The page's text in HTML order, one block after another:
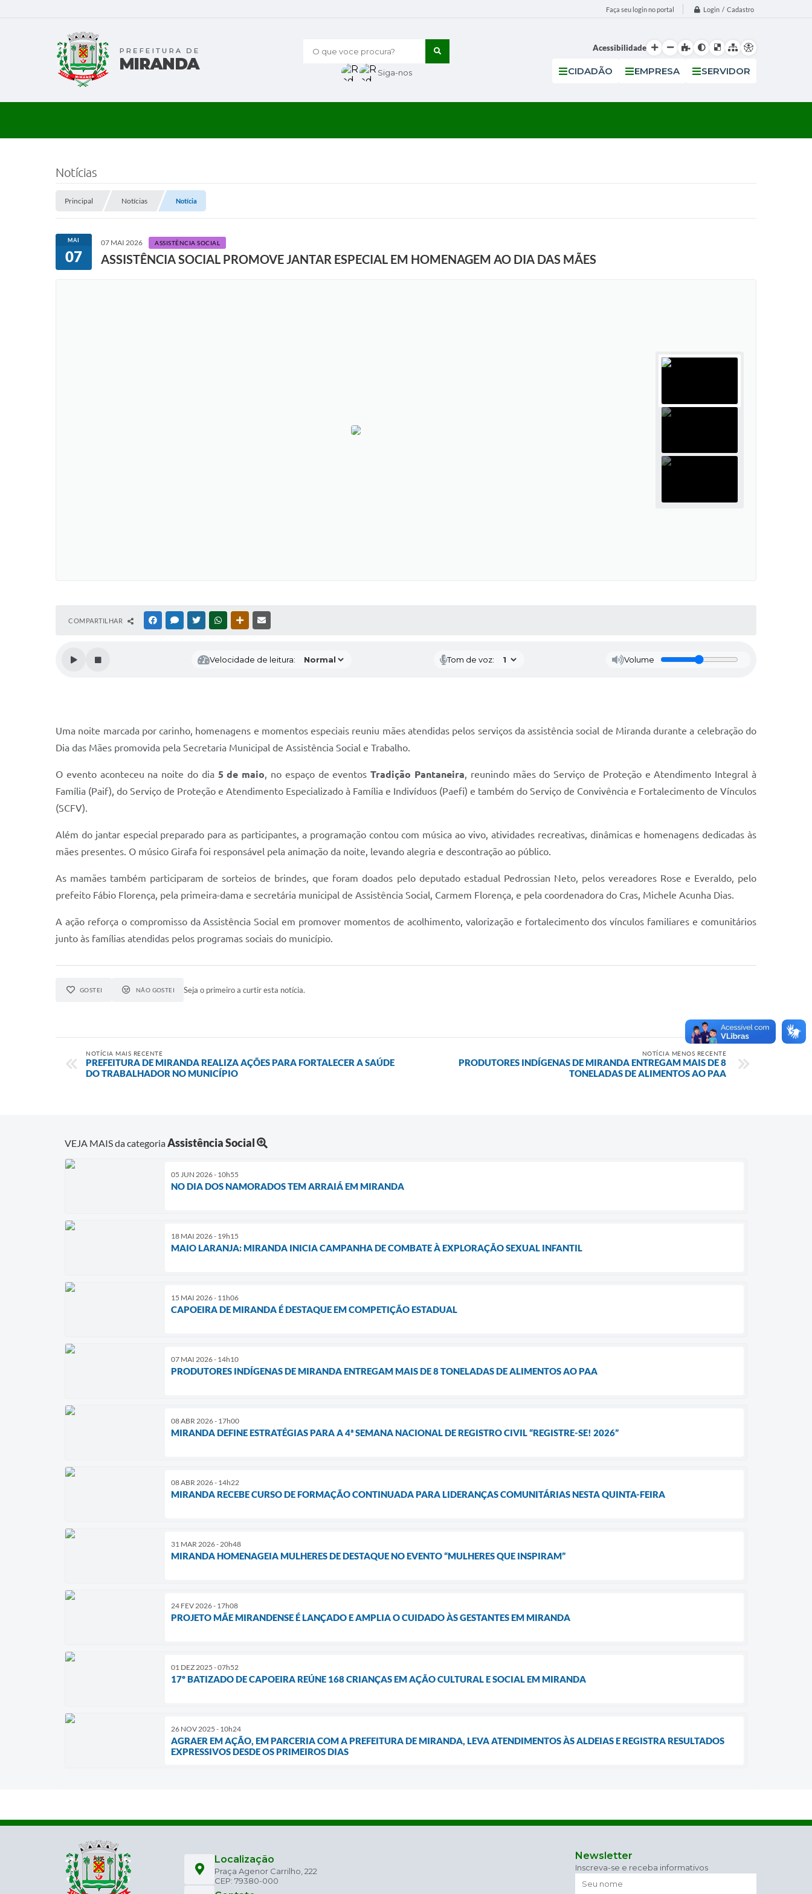
Faça seu login no portal Login / Cadastro
O que voce procura?
Siga-nos
Acessibilidade
CIDADÃO EMPRESA SERVIDOR
Notícias
Principal Notícias Notícia
MAI
07
07 MAI 2026 ASSISTÊNCIA SOCIAL
ASSISTÊNCIA SOCIAL PROMOVE JANTAR ESPECIAL EM HOMENAGEM AO DIA DAS MÃES
COMPARTILHAR FACEBOOKMESSENGER
TWITTERWHATSAPPOUTRAS MÍDIAS
Velocidade de leitura: Tom de voz: Volume
Uma noite marcada por carinho, homenagens e momentos especiais reuniu mães atendidas pelos serviços da assistência social de Miranda durante a celebração do
Dia das Mães promovida pela Secretaria Municipal de Assistência Social e Trabalho.
O evento aconteceu na noite do dia 5 de maio, no espaço de eventosTradição Pantaneira, reunindo mães do Serviço de Proteção e Atendimento Integral à
Família (Paif), do Serviço de Proteção e Atendimento Especializado à Família e Indivíduos (Paefi) e também do Serviço de Convivência e Fortalecimento de Vínculos
(SCFV).
Além do jantar especial preparado para as participantes, a programação contou com música ao vivo, atividades recreativas, dinâmicas e homenagens dedicadas às
mães presentes. O músico Girafa foi responsável pela animação da noite, levando alegria e descontração ao público.
As mamães também participaram de sorteios de brindes, que foram doados pelo deputado estadual Pedrossian Neto, pelos vereadores Rose e Everaldo, pelo
prefeito Fábio Florença, pela primeira-dama e secretária municipal de Assistência Social, Carmem Florença, e pela coordenadora do Cras, Michele Acunha Dias.
A ação reforça o compromisso da Assistência Social em promover momentos de acolhimento, valorização e fortalecimento dos vínculos familiares e comunitários
junto às famílias atendidas pelos programas sociais do município.
GOSTEI NÃO GOSTEI Seja o primeiro a curtir esta notícia.
NOTÍCIA MAIS RECENTE
PREFEITURA DE MIRANDA REALIZA AÇÕES PARA FORTALECER A SAÚDE
DO TRABALHADOR NO MUNICÍPIO
NOTÍCIA MENOS RECENTE
PRODUTORES INDÍGENAS DE MIRANDA ENTREGAM MAIS DE 8
TONELADAS DE ALIMENTOS AO PAA
VEJA MAIS da categoriaAssistência Social
05 JUN 2026 - 10h55
NO DIA DOS NAMORADOS TEM ARRAIÁ EM MIRANDA
18 MAI 2026 - 19h15
MAIO LARANJA: MIRANDA INICIA CAMPANHA DE COMBATE À EXPLORAÇÃO SEXUAL INFANTIL
15 MAI 2026 - 11h06
CAPOEIRA DE MIRANDA É DESTAQUE EM COMPETIÇÃO ESTADUAL
07 MAI 2026 - 14h10
PRODUTORES INDÍGENAS DE MIRANDA ENTREGAM MAIS DE 8 TONELADAS DE ALIMENTOS AO PAA
08 ABR 2026 - 17h00
MIRANDA DEFINE ESTRATÉGIAS PARA A 4ª SEMANA NACIONAL DE REGISTRO CIVIL “REGISTRE-SE! 2026”
08 ABR 2026 - 14h22
MIRANDA RECEBE CURSO DE FORMAÇÃO CONTINUADA PARA LIDERANÇAS COMUNITÁRIAS NESTA QUINTA-FEIRA
31 MAR 2026 - 20h48
MIRANDA HOMENAGEIA MULHERES DE DESTAQUE NO EVENTO “MULHERES QUE INSPIRAM”
24 FEV 2026 - 17h08
PROJETO MÃE MIRANDENSE É LANÇADO E AMPLIA O CUIDADO ÀS GESTANTES EM MIRANDA
01 DEZ 2025 - 07h52
17º BATIZADO DE CAPOEIRA REÚNE 168 CRIANÇAS EM AÇÃO CULTURAL E SOCIAL EM MIRANDA
26 NOV 2025 - 10h24
AGRAER EM AÇÃO, EM PARCERIA COM A PREFEITURA DE MIRANDA, LEVA ATENDIMENTOS ÀS ALDEIAS E REGISTRA RESULTADOS
EXPRESSIVOS DESDE OS PRIMEIROS DIAS
Localização
Praça Agenor Carrilho, 222
CEP: 79380-000
Newsletter
Inscreva-se e receba informativos